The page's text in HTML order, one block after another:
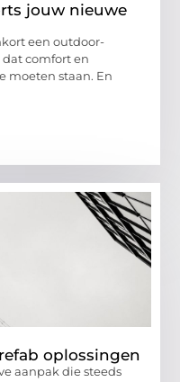
jouw nieuwe
een outdoor-
comfort en
moeten staan. En
oplossingen
aanpak die steeds